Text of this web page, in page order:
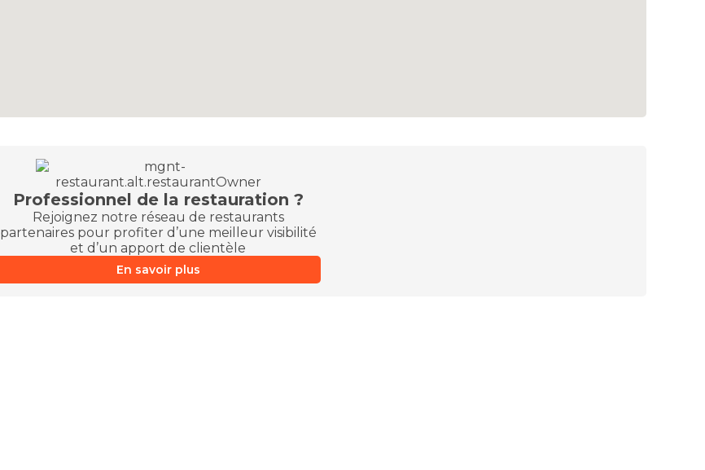
Professionnel de la restauration ?
Rejoignez notre réseau de restaurants
partenaires pour profiter d’une meilleur visibilité
et d’un apport de clientèle
En savoir plus